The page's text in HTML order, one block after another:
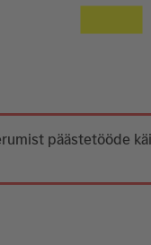
päästetööde